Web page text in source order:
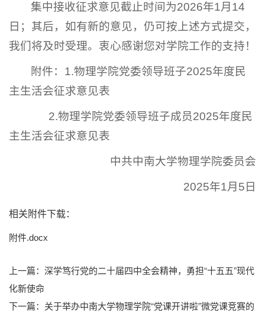
集中接收征求意见截止时间为2026年1月14
日；其后，如有新的意见，仍可按上述方式提交，
我们将及时受理。衷心感谢您对学院工作的支持！
附件：1.物理学院党委领导班子2025年度民
主生活会征求意见表
2.物理学院党委领导班子成员2025年度民
主生活会征求意见表
中共中南大学物理学院委员会
2025年1月5日
相关附件下载：
附件.docx
上一篇： 深学笃行党的二十届四中全会精神，勇担“十五五”现代
化新使命
下一篇： 关于举办中南大学物理学院“党课开讲啦”微党课竞赛的